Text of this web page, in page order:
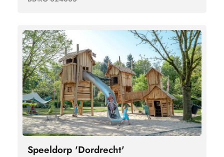
Speeldorp 'Dordrecht'